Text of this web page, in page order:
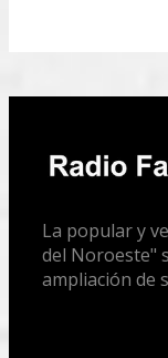
La popular y
del Noroeste"
ampliación de